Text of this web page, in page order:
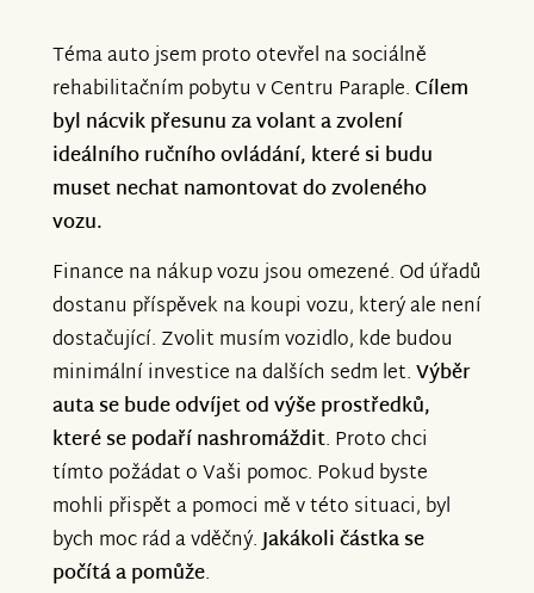
Téma auto jsem proto otevřel na sociálně
rehabilitačním pobytu v Centru Paraple.Cílem
byl nácvik přesunu za volant a zvolení
ideálního ručního ovládání, které si budu
muset nechat namontovat do zvoleného
vozu.
Finance na nákup vozu jsou omezené. Od úřadů
dostanu příspěvek na koupi vozu, který ale není
dostačující. Zvolit musím vozidlo, kde budou
minimální investice na dalších sedm let.Výběr
auta se bude odvíjet od výše prostředků,
které se podaří nashromáždit. Proto chci
tímto požádat o Vaši pomoc. Pokud byste
mohli přispět a pomoci mě v této situaci, byl
bych moc rád a vděčný.Jakákoli částka se
počítá a pomůže.